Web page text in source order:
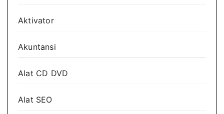
Aktivator
Akuntansi
Alat CD DVD
Alat SEO